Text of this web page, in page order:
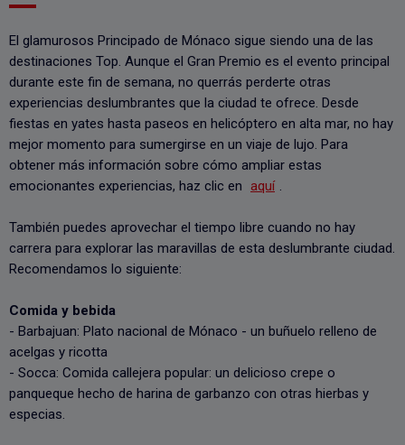
El glamurosos Principado de Mónaco sigue siendo una de las
destinaciones Top. Aunque el Gran Premio es el evento principal
durante este fin de semana, no querrás perderte otras
experiencias deslumbrantes que la ciudad te ofrece. Desde
fiestas en yates hasta paseos en helicóptero en alta mar, no hay
mejor momento para sumergirse en un viaje de lujo. Para
obtener más información sobre cómo ampliar estas
emocionantes experiencias, haz clic en aquí .
También puedes aprovechar el tiempo libre cuando no hay
carrera para explorar las maravillas de esta deslumbrante ciudad.
Recomendamos lo siguiente:
Comida y bebida
- Barbajuan: Plato nacional de Mónaco - un buñuelo relleno de
acelgas y ricotta
- Socca: Comida callejera popular: un delicioso crepe o
panqueque hecho de harina de garbanzo con otras hierbas y
especias.